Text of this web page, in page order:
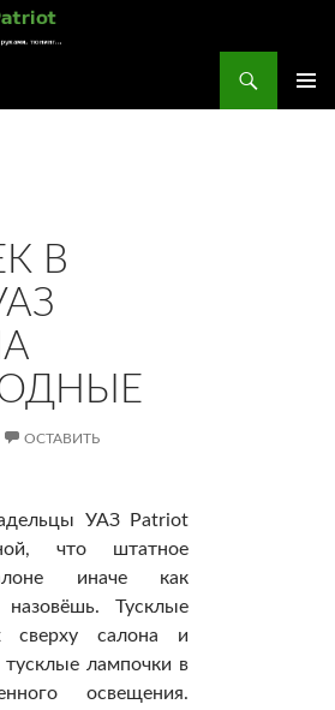
В
ОСТАВИТЬ
УАЗ Patriot
что штатное
иначе как
Тусклые
сверху салона и
лампочки в
освещения.